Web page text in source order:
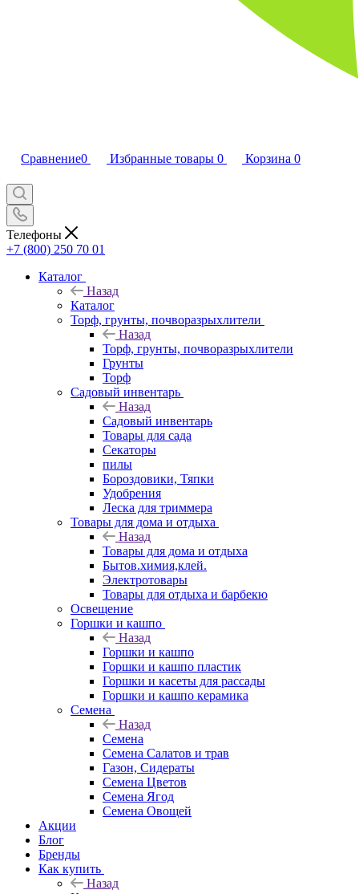
Сравнение0 Избранные товары 0 Корзина 0
Телефоны
+7 (800) 250 70 01
Каталог
Назад
Каталог
Торф, грунты, почворазрыхлители
Назад
Торф, грунты, почворазрыхлители
Грунты
Торф
Садовый инвентарь
Назад
Садовый инвентарь
Товары для сада
Секаторы
пилы
Бороздовики, Тяпки
Удобрения
Леска для триммера
Товары для дома и отдыха
Назад
Товары для дома и отдыха
Бытов.химия,клей.
Электротовары
Товары для отдыха и барбекю
Освещение
Горшки и кашпо
Назад
Горшки и кашпо
Горшки и кашпо пластик
Горшки и касеты для рассады
Горшки и кашпо керамика
Семена
Назад
Семена
Семена Салатов и трав
Газон, Сидераты
Семена Цветов
Семена Ягод
Семена Овощей
Акции
Блог
Бренды
Как купить
Назад